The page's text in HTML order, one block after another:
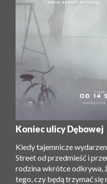
Koniec ulicy Dębowej
Kiedy tajemnicze
Street od przedmieść i
rodzina wkrótce odkrywa,
tego, czy będą trzymać się